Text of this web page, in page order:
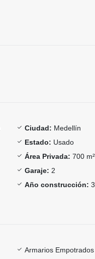
Ciudad: Medellín
Estado: Usado
Área Privada: 700 m²
Garaje: 2
Año construcción:
Armarios Empotrados